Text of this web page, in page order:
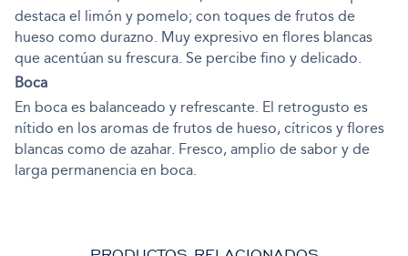
destaca el limón y pomelo; con toques de frutos de
hueso como durazno. Muy expresivo en flores blancas
que acentúan su frescura. Se percibe fino y delicado.
Boca
En boca es balanceado y refrescante. El retrogusto es
nítido en los aromas de frutos de hueso, cítricos y flores
blancas como de azahar. Fresco, amplio de sabor y de
larga permanencia en boca.